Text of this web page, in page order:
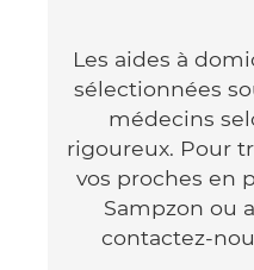
Les aides à
sélectionnées
médecins
rigoureux. Pour
vos proches en
Sampzon ou
contactez-